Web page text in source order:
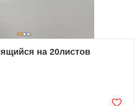
на 20листов